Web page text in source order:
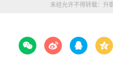
未经允许不得转载： 升
   